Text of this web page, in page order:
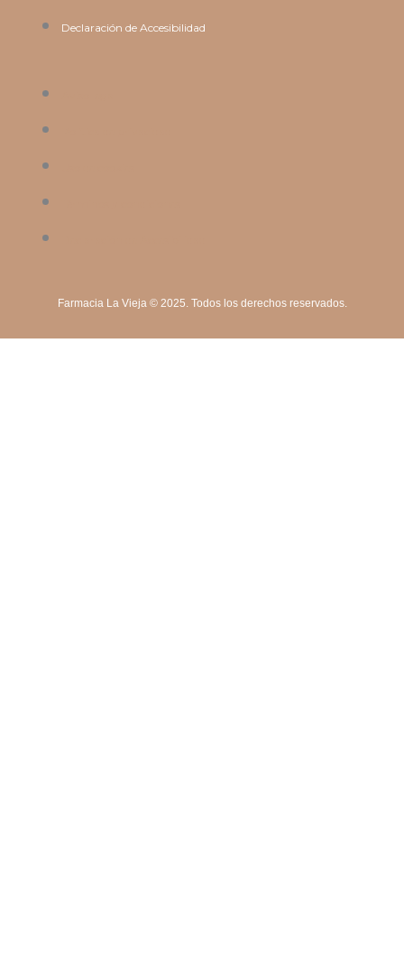
Declaración de Accesibilidad
Farmacia La Vieja © 2025. Todos los derechos reservados.